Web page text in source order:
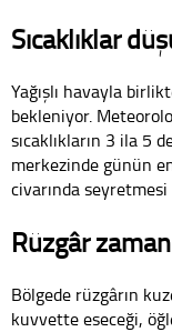
Sıcaklıklar
Yağışlı havayla
bekleniyor.
sıcaklıkların 3 ila 5
merkezinde günün
civarında
Rüzgâr
Bölgede rüzgârın
kuvvette eseceği,